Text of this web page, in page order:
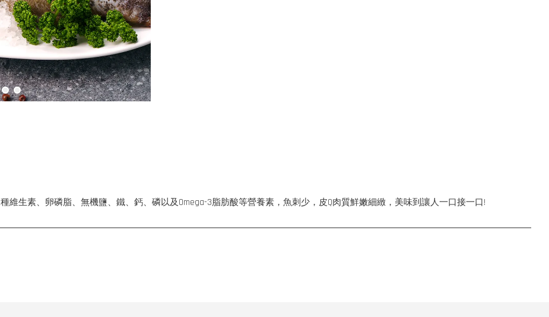
生素、卵磷脂、無機鹽、鐵、鈣、磷以及Omega-3脂肪酸等營養素，魚刺少，皮Q肉質鮮嫩細緻，美味到讓人一口接一口!